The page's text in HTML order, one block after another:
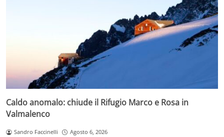
Caldo anomalo: chiude il Rifugio Marco e Rosa in
Valmalenco
Sandro Faccinelli Agosto 6, 2026